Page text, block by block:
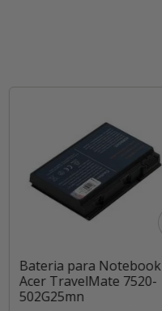
Bateria para Notebook
Acer TravelMate 7520-
502G25mn